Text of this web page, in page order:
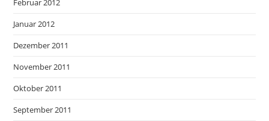
Februar 2012
Januar 2012
Dezember 2011
November 2011
Oktober 2011
September 2011